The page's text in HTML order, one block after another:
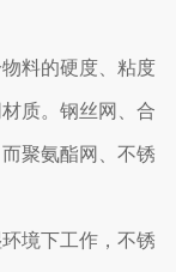
料的硬度、粘度
质。钢丝网、合
聚氨酯网、不锈
境下工作，不锈